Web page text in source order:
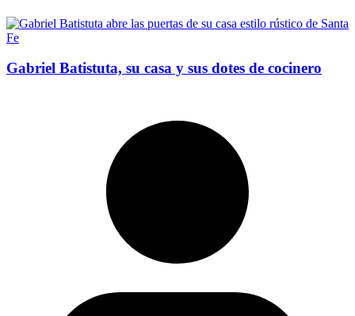
Gabriel Batistuta, su casa y sus dotes de cocinero